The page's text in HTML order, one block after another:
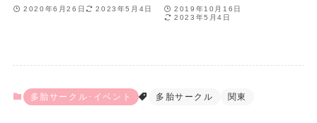
多胎サークル･イベント 多胎サークル 関東
2020年6月26日 2023年5月4日
2019年10月16日
2023年5月4日